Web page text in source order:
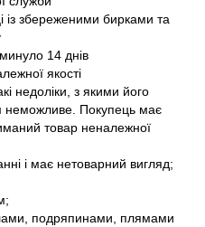
із збереженими бирками та
14 днів
якості
недоліки, з якими його
неможливе. Покупець має
товар неналежної
і має нетоварний вигляд;
подряпинами, плямами